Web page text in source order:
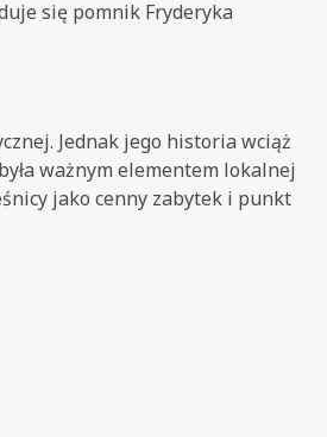
się pomnik Fryderyka
Jednak jego historia wciąż
ważnym elementem lokalnej
jako cenny zabytek i punkt